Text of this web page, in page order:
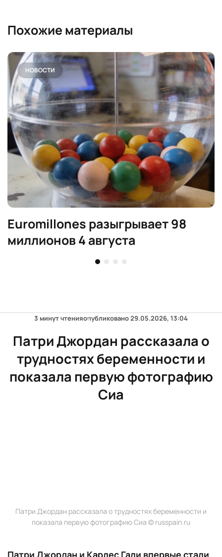
Похожие материалы
НОВОСТИ
Euromillones разыгрывает 98
миллионов 4 августа
3 минут чтенияопубликовано29.05.2026, 13:04
Патри Джордан рассказала о
трудностях беременности и
показала первую фотографию
Сиа
Патри Джордан рассказала о трудностях беременности и
показала первую фотографию Сиа © russpain.ru